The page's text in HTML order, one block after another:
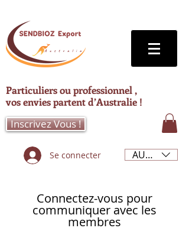
Particuliers ou professionnel ,
vos envies partent d’Australie !
Inscrivez Vous !
Se connecter AUD (AU$)
Connectez-vous pour
communiquer avec les
membres